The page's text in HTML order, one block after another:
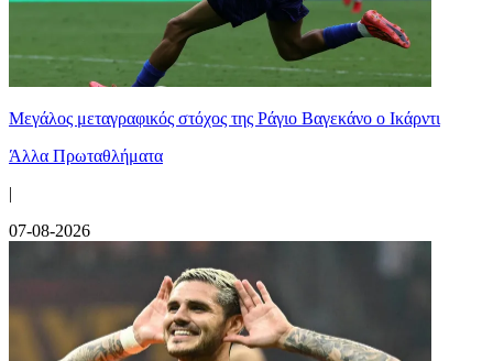
Μεγάλος μεταγραφικός στόχος της Ράγιο Βαγεκάνο ο Ικάρντι
Άλλα Πρωταθλήματα
|
07-08-2026